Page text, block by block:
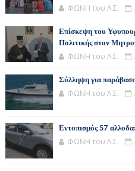
ΦΩΝΗ του Λ.Σ.
Επίσκεψη του
Πολιτικής στον
ΦΩΝΗ του Λ.Σ.
Σύλληψη για
ΦΩΝΗ του Λ.Σ.
Εντοπισμός 57
ΦΩΝΗ του Λ.Σ.